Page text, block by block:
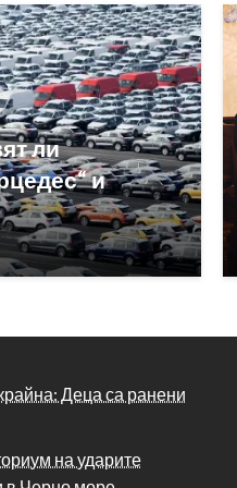
ли
и
Деца са ранени
на ударите